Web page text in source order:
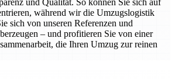
und Qualität. So können Sie sich auf
während wir die Umzugslogistik
sich von unseren Referenzen und
– und profitieren Sie von einer
die Ihren Umzug zur reinen